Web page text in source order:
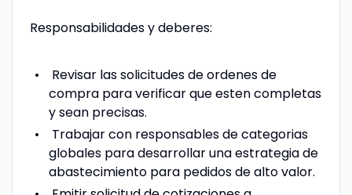
Responsabilidades y deberes:
Revisar las solicitudes de ordenes de
compra para verificar que esten completas
y sean precisas.
Trabajar con responsables de categorias
globales para desarrollar una estrategia de
abastecimiento para pedidos de alto valor.